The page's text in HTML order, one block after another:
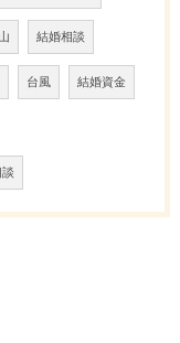
結婚相談
台風 結婚資金